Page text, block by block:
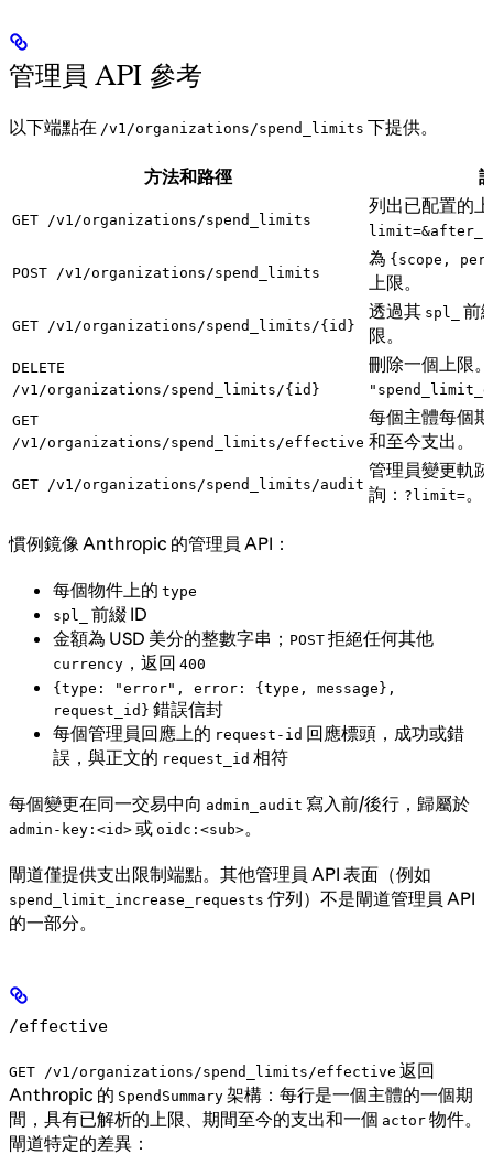
管理員 API 參考
以下端點在 /v1/organizations/spend_limits 下提供。
方法和路徑
GET /v1/organizations/spend_limits
列出已配置的
POST /v1/organizations/spend_limits
為 {scope,
上限。
GET /v1/organizations/spend_limits/{id}
透過其 spl_
前
限。
DELETE
/v1/organizations/spend_limits/{id}
刪除一個上限
GET
/v1/organizations/spend_limits/effective
每個主體每個
和至今支出。
GET /v1/organizations/spend_limits/audit
管理員變更軌
詢： ?limit=。
慣例鏡像 Anthropic 的管理員 API：
每個物件上的 type
spl_
前綴 ID
金額為 USD 美分的整數字串； POST 拒絕任何其他
currency ，返回 400
{type: "error", error: {type, message},
request_id} 錯誤信封
每個管理員回應上的 request-id 回應標頭，成功或錯
誤，與正文的 request_id 相符
每個變更在同一交易中向 admin_audit 寫入前/後行，歸屬於
admin-key:<id> 或 oidc:<sub>。
閘道僅提供支出限制端點。其他管理員 API 表面（例如
spend_limit_increase_requests 佇列）不是閘道管理員 API
的一部分。
/effective
GET /v1/organizations/spend_limits/effective 返回
Anthropic 的 SpendSummary 架構：每行是一個主體的一個期
間，具有已解析的上限、期間至今的支出和一個 actor 物件。
閘道特定的差異：